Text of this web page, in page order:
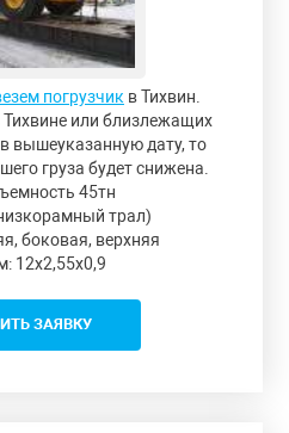
погрузчик в Тихвин.
Тихвине или близлежащих
вышеуказанную дату, то
груза будет снижена.
45тн
трал)
боковая, верхняя
12x2,55x0,9
ЗАЯВКУ